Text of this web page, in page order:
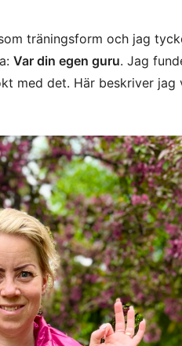
träningsform och jag
Var din egen guru. Jag
med det. Här beskriver jag